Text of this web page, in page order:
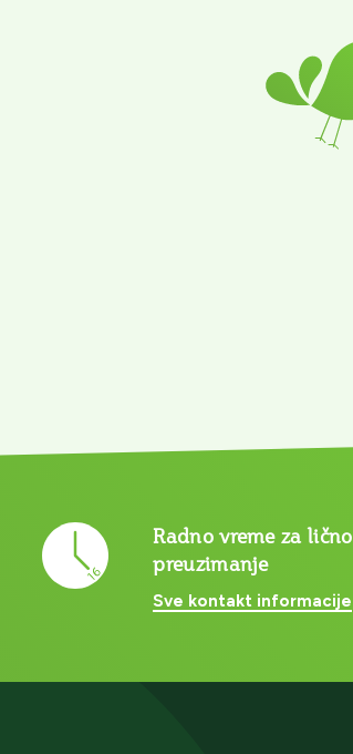
Radno vreme za lično
preuzimanje
Sve kontakt informacije